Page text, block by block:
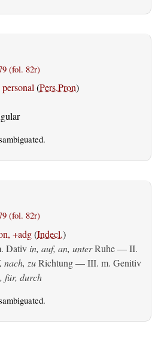
(fol. 82r)
(Pers.Pron)
(fol. 82r)
+adg(Indecl.)
Dativ in, auf, an, unterRuhe — II.
nach, zuRichtung — III. m. Genitiv
für, durch